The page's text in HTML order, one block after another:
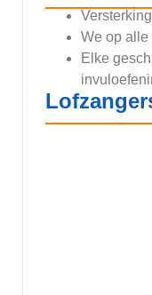
We op alle
Elke